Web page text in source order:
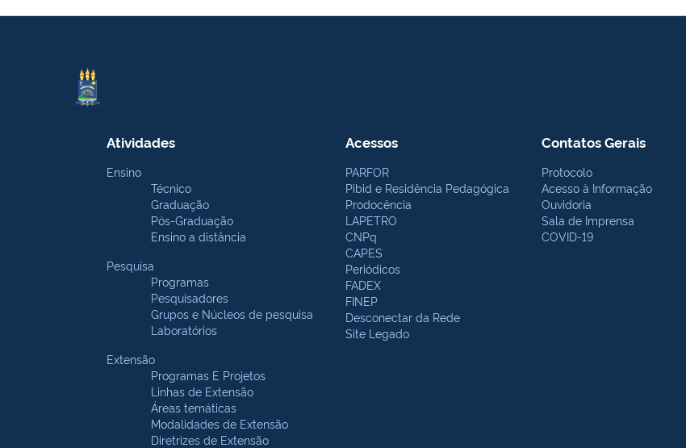
Atividades
Ensino
Técnico
Graduação
Pós-Graduação
Ensino a distância
Pesquisa
Programas
Pesquisadores
Grupos e Núcleos de pesquisa
Laboratórios
Extensão
Programas E Projetos
Linhas de Extensão
Áreas temáticas
Modalidades de Extensão
Diretrizes de Extensão
Acessos
PARFOR
Pibid e Residência Pedagógica
Prodocência
LAPETRO
CNPq
CAPES
Periódicos
FADEX
FINEP
Desconectar da Rede
Site Legado
Contatos Gerais
Protocolo
Acesso à Informação
Ouvidoria
Sala de Imprensa
COVID-19